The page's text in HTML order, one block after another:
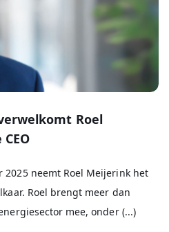
Roel
2025 neemt Roel Meijerink het
Roel brengt meer dan
mee, onder (...)